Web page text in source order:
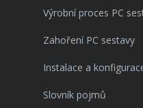
Výrobní proces PC
Zahoření PC sestavy
Instalace a
Slovník pojmů